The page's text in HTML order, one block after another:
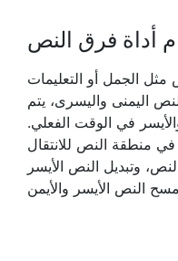
أداة فرق النص
الجمل أو التعليمات
اليمنى واليسرى، يتم
في الوقت الفعلي.
في منطقة النص للانتقال
وتبديل النص الأيسر